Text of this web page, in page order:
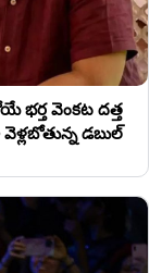
భర్త వెంకట దత్త
డబుల్